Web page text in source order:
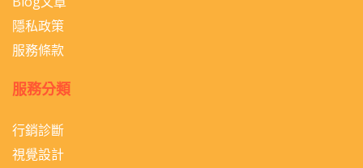
隱私政策
服務條款
服務分類
行銷診斷
視覺設計